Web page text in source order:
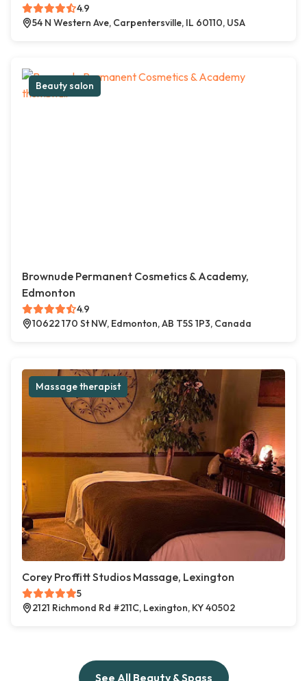
4.9
54 N Western Ave, Carpentersville, IL 60110, USA
Beauty salon
Brownude Permanent Cosmetics & Academy,
Edmonton
4.9
10622 170 St NW, Edmonton, AB T5S 1P3, Canada
Massage therapist
Corey Proffitt Studios Massage, Lexington
5
2121 Richmond Rd #211C, Lexington, KY 40502
See All Beauty & Spass